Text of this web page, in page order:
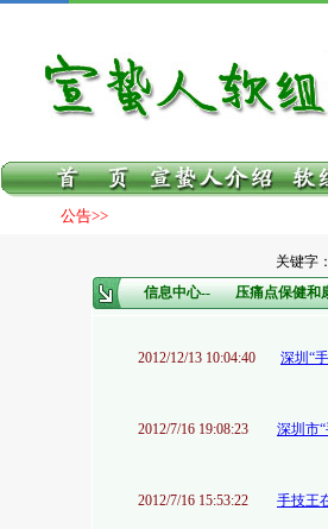
公告>>
关键字：
信息中心--
压痛点保健和
2012/12/13 10:04:40 深圳“
2012/7/16 19:08:23 深圳市
2012/7/16 15:53:22 手技王